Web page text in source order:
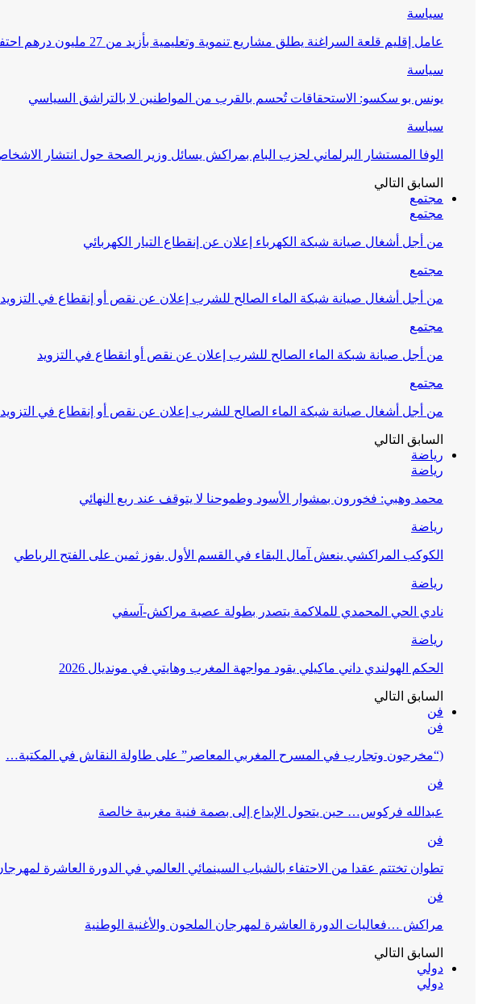
سياسة
عامل إقليم قلعة السراغنة يطلق مشاريع تنموية وتعليمية بأزيد من 27 مليون درهم احتفاءً…
سياسة
يونس بو سكسو: الاستحقاقات تُحسم بالقرب من المواطنين لا بالتراشق السياسي
سياسة
الوفا المستشار البرلماني لحزب البام بمراكش يسائل وزير الصحة حول انتشار
السابق التالي
مجتمع
مجتمع
من أجل أشغال صيانة شبكة الكهرباء إعلان عن إنقطاع التيار الكهربائي
مجتمع
من أجل أشغال صيانة شبكة الماء الصالح للشرب إعلان عن نقص أو إنقطاع في التزويد
مجتمع
من أجل صيانة شبكة الماء الصالح للشرب إعلان عن نقص أو انقطاع في التزويد
مجتمع
من أجل أشغال صيانة شبكة الماء الصالح للشرب إعلان عن نقص أو إنقطاع في التزويد
السابق التالي
رياضة
رياضة
محمد وهبي: فخورون بمشوار الأسود وطموحنا لا يتوقف عند ربع النهائي
رياضة
الكوكب المراكشي ينعش آمال البقاء في القسم الأول بفوز ثمين على الفتح الرباطي
رياضة
نادي الحي المحمدي للملاكمة يتصدر بطولة عصبة مراكش-آسفي
رياضة
الحكم الهولندي داني ماكيلي يقود مواجهة المغرب وهايتي في مونديال 2026
السابق التالي
فن
فن
(“مخرجون وتجارب في المسرح المغربي المعاصر” على طاولة النقاش في المكتبة…
فن
عبدالله فركوس… حين يتحول الإبداع إلى بصمة فنية مغربية خالصة
فن
تطوان تختتم عقدا من الاحتفاء بالشباب السينمائي العالمي في الدورة العاشرة
فن
مراكش …فعاليات الدورة العاشرة لمهرجان الملحون والأغنية الوطنية
السابق التالي
دولي
دولي